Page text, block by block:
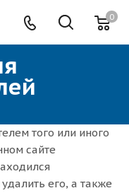
0
того или иного
сайте
его, а также